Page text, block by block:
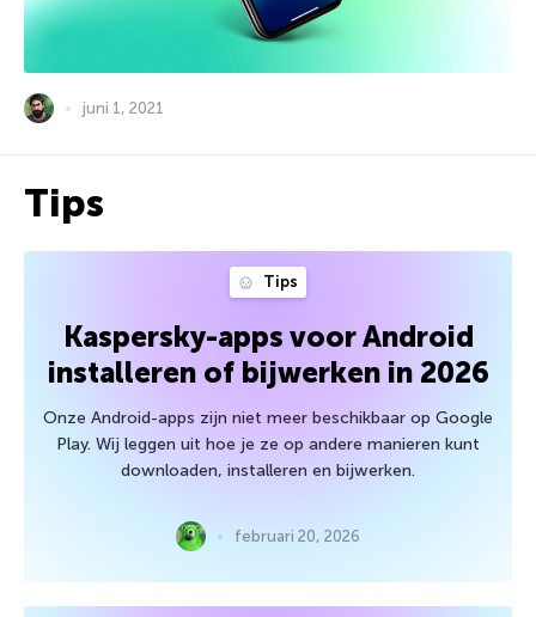
juni 1, 2021
Tips
Tips
Kaspersky-apps voor Android
installeren of bijwerken in 2026
Onze Android-apps zijn niet meer beschikbaar op Google
Play. Wij leggen uit hoe je ze op andere manieren kunt
downloaden, installeren en bijwerken.
februari 20, 2026